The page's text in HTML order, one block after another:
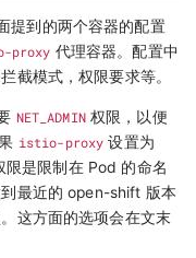
提到的两个容器的配置
proxy 代理容器。配置中
截模式，权限要求等。
NET_ADMIN权限，以便
istio-proxy 设置为
是限制在 Pod 的命名
最近的 open-shift 版本
这方面的选项会在文末